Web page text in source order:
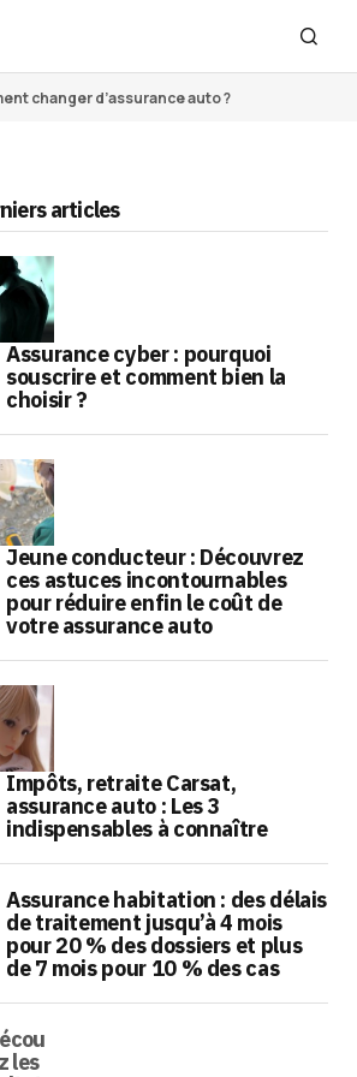
changer d’assurance auto ?
articles
Assurance cyber : pourquoi
souscrire et comment bien la
choisir ?
Jeune conducteur : Découvrez
ces astuces incontournables
pour réduire enfin le coût de
votre assurance auto
Impôts, retraite Carsat,
assurance auto : Les 3
indispensables à connaître
Assurance habitation : des délais
de traitement jusqu’à 4 mois
pour 20 % des dossiers et plus
de 7 mois pour 10 % des cas